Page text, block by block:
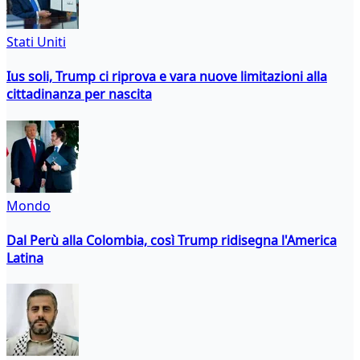
Stati Uniti
Ius soli, Trump ci riprova e vara nuove limitazioni alla
cittadinanza per nascita
Mondo
Dal Perù alla Colombia, così Trump ridisegna l'America
Latina